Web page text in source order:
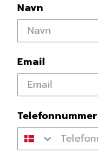
Navn
Email
Telefonnummer